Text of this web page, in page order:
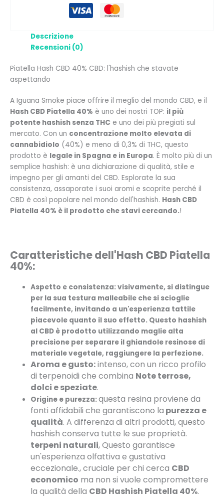
Descrizione
Recensioni (0)
Piatella Hash CBD 40% CBD: l'hashish che stavate
aspettando
A Iguana Smoke piace offrire il meglio del mondo CBD, e il
Hash CBD Piatella 40% è uno dei nostri TOP: il più
potente hashish senza THC e uno dei più pregiati sul
mercato. Con un concentrazione molto elevata di
cannabidiolo (40%) e meno di 0,3% di THC, questo
prodotto è legale in Spagna e in Europa. È molto più di un
semplice hashish: è una dichiarazione di qualità, stile e
impegno per gli amanti del CBD. Esplorate la sua
consistenza, assaporate i suoi aromi e scoprite perché il
CBD è così popolare nel mondo dell'hashish. Hash CBD
Piatella 40% è il prodotto che stavi cercando.!
Caratteristiche dell'Hash CBD Piatella
40%:
Aspetto e consistenza:visivamente, si distingue
per la sua testura malleabile che si scioglie
facilmente, invitando a un'esperienza tattile
piacevole quanto il suo effetto. Questo hashish
al CBD è prodotto utilizzando maglie alta
precisione per separare il ghiandole resinose di
materiale vegetale, raggiungere la perfezione.
Aroma e gusto:intenso, con un ricco profilo
di terpenoidi che combina Note terrose,
dolci e speziate.
Origine e purezza:questa resina proviene da
fonti affidabili che garantiscono la purezza e
qualità. A differenza di altri prodotti, questo
hashish conserva tutte le sue proprietà.
terpeni naturali, Questo garantisce
un'esperienza olfattiva e gustativa
eccezionale., cruciale per chi cerca CBD
economico ma non si vuole compromettere
la qualità della CBD Hashish Piatella 40%.